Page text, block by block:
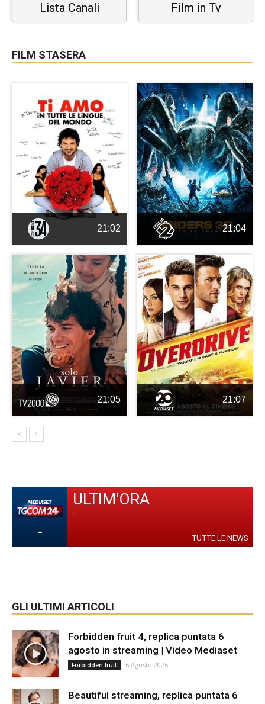
Lista Canali Film in Tv
FILM STASERA
21:02 21:04
21:05 21:07
-
ULTIM'ORA
-
TUTTE LE NEWS
GLI ULTIMI ARTICOLI
Forbidden fruit 4, replica puntata 6
agosto in streaming | Video Mediaset
Forbidden fruit 6 Agosto 2026
Beautiful streaming, replica puntata 6